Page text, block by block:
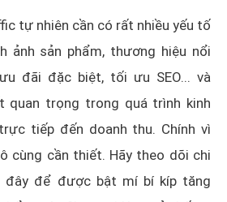
tự nhiên cần có rất nhiều yếu tố
ảnh sản phẩm, thương hiệu nổi
đãi đặc biệt, tối ưu SEO... và
quan trọng trong quá trình kinh
tiếp đến doanh thu. Chính vì
cùng cần thiết. Hãy theo dõi chi
đây để được bật mí bí kíp tăng